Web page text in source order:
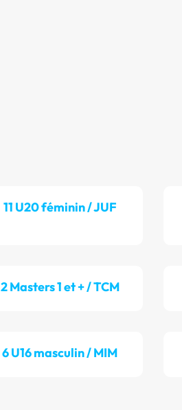
11 U20 féminin / JUF
2 Masters 1 et + / TCM
6 U16 masculin / MIM